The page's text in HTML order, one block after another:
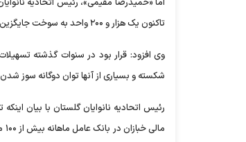
تاکنون یک هزار و ۲۰۰ واحد به سوخت جایگزین متصل شدند.
وی افزود: قرار بود در سنوات گذشته
شکسته و بسیاری از آنها توان دوگانه سوز شدن
رئیس اتحادیه نانوایان گلستان با بیان